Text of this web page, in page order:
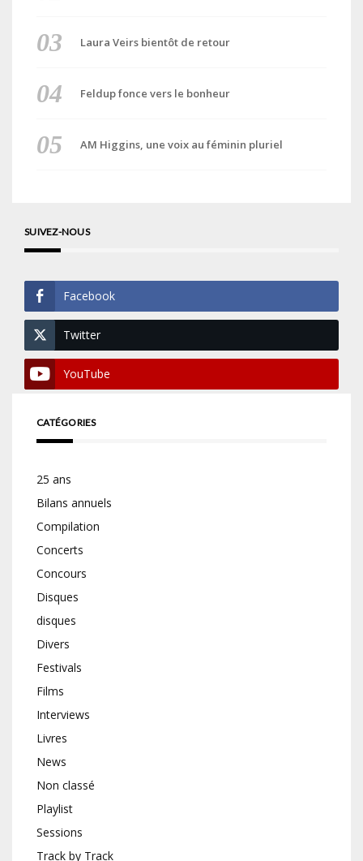
Laura Veirs bientôt de retour
Feldup fonce vers le bonheur
AM Higgins, une voix au féminin pluriel
SUIVEZ-NOUS
Facebook
Twitter
YouTube
CATÉGORIES
25 ans
Bilans annuels
Compilation
Concerts
Concours
Disques
disques
Divers
Festivals
Films
Interviews
Livres
News
Non classé
Playlist
Sessions
Track by Track